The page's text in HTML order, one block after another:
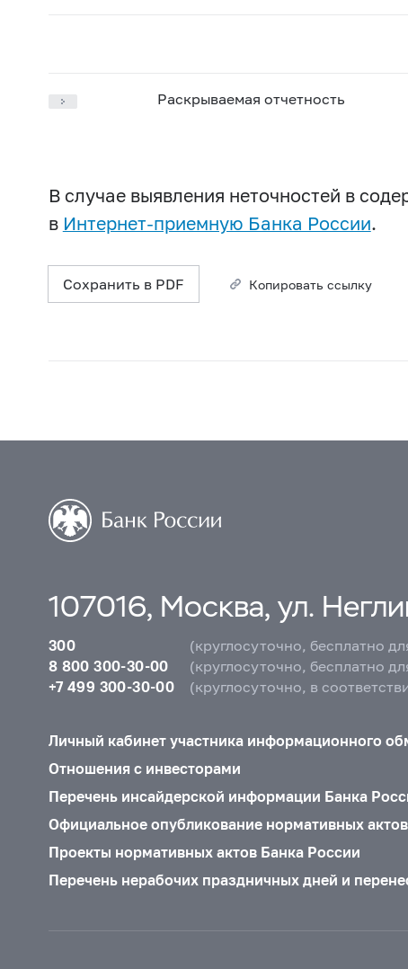
Раскрываемая отчетность
В случае выявления неточностей в
в Интернет-приемную Банка России.
Сохранить в PDF Копировать ссылку
107016, Москва, ул.
300
(круглосуточно, бесплатно
8 800 300-30-00
(круглосуточно, бесплатно
+7 499 300-30-00
(круглосуточно, в
Личный кабинет участника информационного
Отношения с инвесторами
Перечень инсайдерской информации Банка
Официальное опубликование нормативных
Проекты нормативных актов Банка России
Перечень нерабочих праздничных дней и